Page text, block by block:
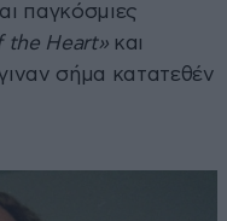
παγκόσμιες
the Heart»και
σήμα κατατεθέν